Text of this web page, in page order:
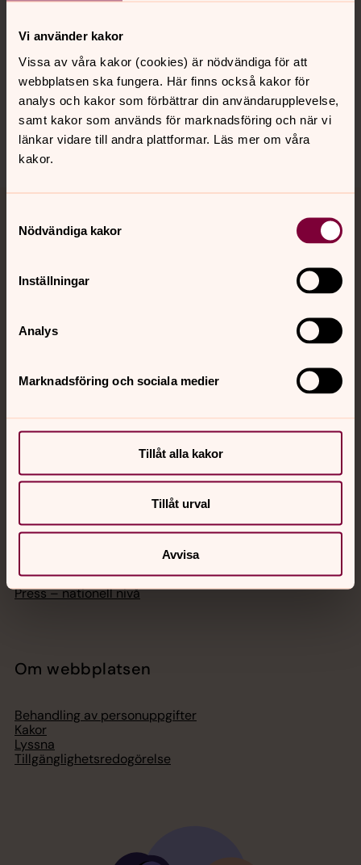
Vi använder kakor
Vissa av våra kakor (cookies) är nödvändiga för att
webbplatsen ska fungera. Här finns också kakor för
analys och kakor som förbättrar din användarupplevelse,
samt kakor som används för marknadsföring och när vi
länkar vidare till andra plattformar. Läs mer om våra
kakor.
Nödvändiga kakor
Inställningar
Analys
Marknadsföring och sociala medier
Tillåt alla kakor
Tillåt urval
Avvisa
Hitta snabbt
Sociala kanaler
Jourhavande präst
med en präst på kvällar och nätter.
Chatt
Lediga jobb
Ge en gåva
Svenska kyrkan i utlandet
Press – nationell nivå
Om webbplatsen
Behandling av personuppgifter
Kakor
Lyssna
Tillgänglighetsredogörelse